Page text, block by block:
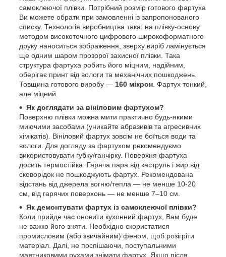
самоклеючої плівки. Потрібний розмір готового фартуха
Ви можете обрати при замовленні із запропонованого
списку. Технологія виробництва така: на плівку-основу
методом високоточного цифрового широкоформатного
друку наноситься зображення, зверху виріб ламінується
ще одним шаром прозорої захисної плівки. Така
структура фартуха робить його міцним, надійним,
оберігає принт від вологи та механічних пошкоджень.
Товщина готового виробу — 160 мікрон . Фартух тонкий,
але міцний.
Як доглядати за вініловим фартухом?
Поверхню плівки можна мити практично будь-якими
миючими засобами (уникайте абразивів та агресивних
хімікатів). Вініловий фартух зовсім не боїться води та
вологи. Для догляду за фартухом рекомендуємо
використовувати губку/ганчірку. Поверхня фартуха
досить термостійка. Гаряча пара від каструль і жир від
сковорідок не пошкоджують фартух. Рекомендована
відстань від джерела вогню/тепла — не менше 10-20
см, від гарячих поверхонь — не менше 7–10 см.
Як демонтувати фартух із самоклеючої плівки?
Коли прийде час оновити кухонний фартух, Вам буде
не важко його зняти. Необхідно скористатися
промисловим (або звичайним) феном, щоб розігріти
матеріал. Далі, не поспішаючи, поступальними
маятниковими рухами знімати фартух. Якщо після